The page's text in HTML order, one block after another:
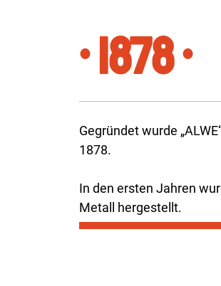
• 1878 •
Gegründet wurde
1878.
In den ersten Jahren
Metall hergestellt.